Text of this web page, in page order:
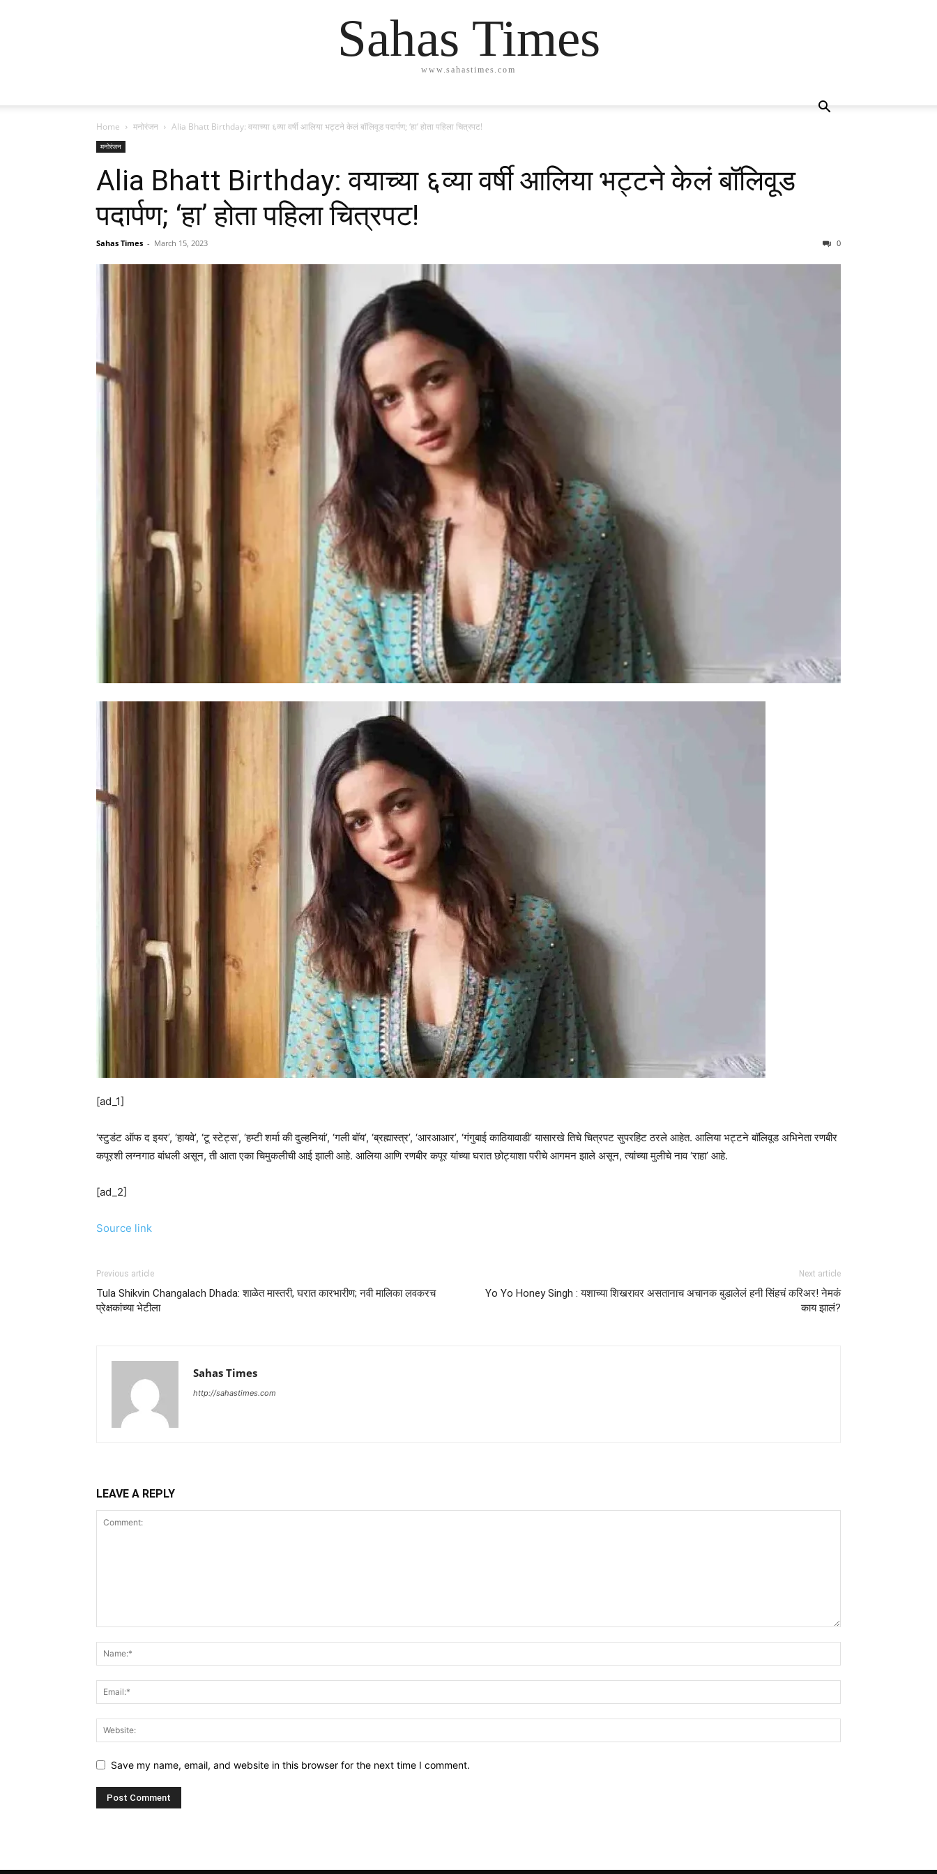
Sahas Times
www.sahastimes.com
Home मनोरंजन Alia Bhatt Birthday: वयाच्या ६व्या वर्षी आलिया भट्टने केलं बॉलिवूड पदार्पण; ‘हा’ होता पहिला चित्रपट!
मनोरंजन
Alia Bhatt Birthday: वयाच्या ६व्या वर्षी आलिया भट्टने केलं बॉलिवूड
पदार्पण; ‘हा’ होता पहिला चित्रपट!
Sahas Times - March 15, 2023 0
[ad_1]
‘स्‍टुडंट ऑफ द इयर’, ‘हायवे’, ‘टू स्‍टेट्स’, ‘हम्‍टी शर्मा की दुल्‍हनियां’, ‘गली बॉय’, ‘ब्रह्मास्त्र’, ‘आरआआर’, ‘गंगुबाई काठियावाडी’ यासारखे तिचे चित्रपट सुपरहिट ठरले आहेत. आलिया भट्टने बॉलिवूड अभिनेता रणबीर
कपूरशी लग्नगाठ बांधली असून, ती आता एका चिमुकलीची आई झाली आहे. आलिया आणि रणबीर कपूर यांच्या घरात छोट्याशा परीचे आगमन झाले असून, त्यांच्या मुलीचे नाव ‘राहा’ आहे.
[ad_2]
Source link
Previous article
Tula Shikvin Changalach Dhada: शाळेत मास्तरी, घरात कारभारीण; नवी मालिका लवकरच
प्रेक्षकांच्या भेटीला
Next article
Yo Yo Honey Singh : यशाच्या शिखरावर असतानाच अचानक बुडालेलं हनी सिंहचं करिअर! नेमकं
काय झालं?
Sahas Times
http://sahastimes.com
LEAVE A REPLY
Save my name, email, and website in this browser for the next time I comment.